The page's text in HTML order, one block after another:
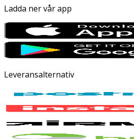
Ladda ner vår app
Leveransalternativ